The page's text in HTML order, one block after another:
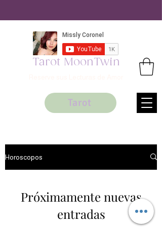
Tarot MoonTwin
Tarot
Horoscopos
Próximamente nuevas
entradas